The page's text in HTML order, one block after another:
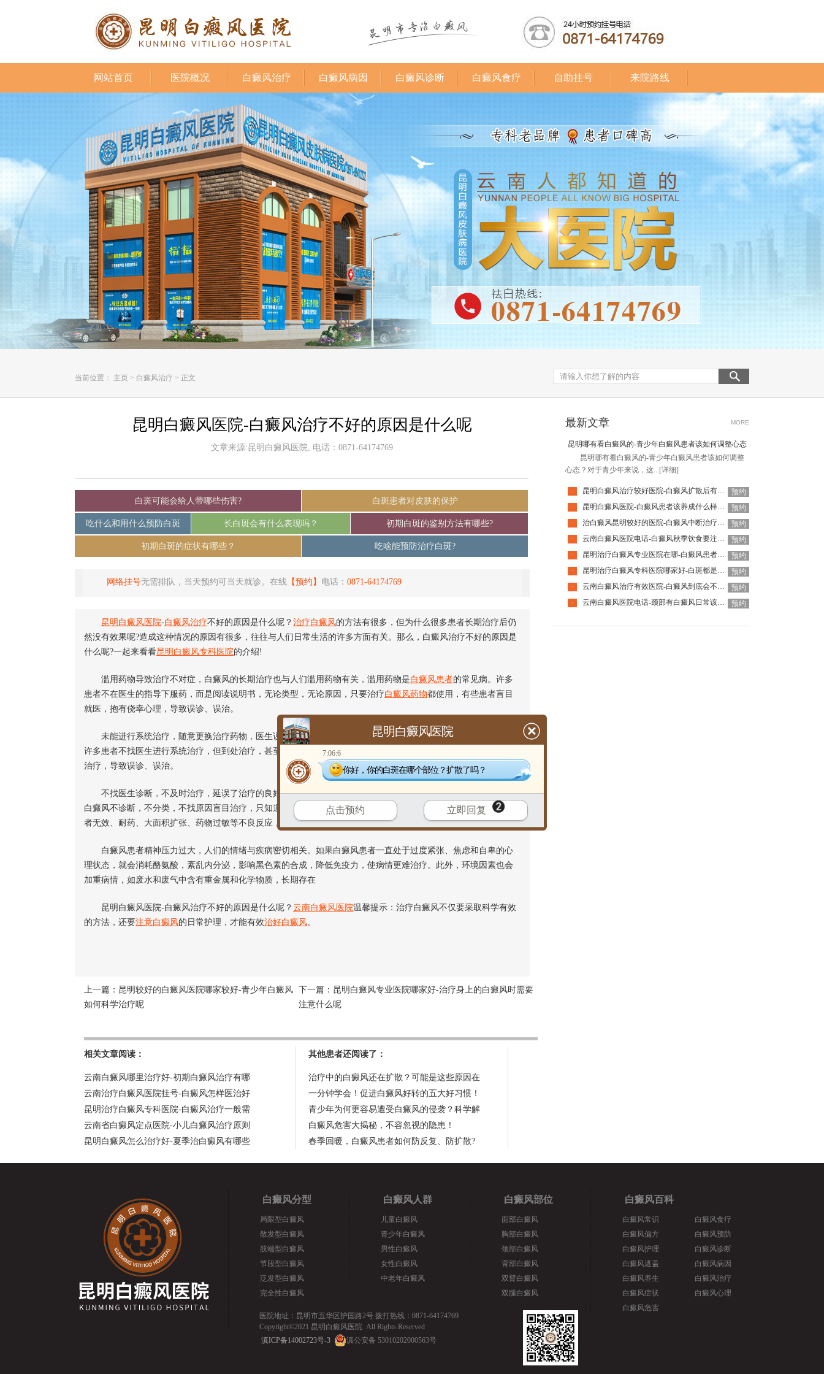
网站首页 医院概况 白癜风治疗 白癜风病因 白癜风诊断 白癜风食疗 自助挂号 来院路线
当前位置： 主页 > 白癜风治疗 > 正文
昆明白癜风医院-白癜风治疗不好的原因是什么呢
文章来源:昆明白癜风医院, 电话：0871-64174769
白斑可能会给人带哪些伤害? 白斑患者对皮肤的保护
吃什么和用什么预防白斑 长白斑会有什么表现吗？ 初期白斑的鉴别方法有哪些?
初期白斑的症状有哪些？ 吃啥能预防治疗白斑?
网络挂号无需排队，当天预约可当天就诊。在线 【预约】 电话： 0871-64174769
昆明白癜风医院-白癜风治疗不好的原因是什么呢？ 治疗白癜风的方法有很多，但为什么很多患者长期治疗后仍
然没有效果呢?造成这种情况的原因有很多，往往与人们日常生活的许多方面有关。那么，白癜风治疗不好的原因是
什么呢?一起来看看昆明白癜风专科医院的介绍!
滥用药物导致治疗不对症，白癜风的长期治疗也与人们滥用药物有关，滥用药物是白癜风患者的常见病。许多
患者不在医生的指导下服药，而是阅读说明书，无论类型，无论原因，只要治疗白癜风药物都使用，有些患者盲目
就医，抱有侥幸心理，导致误诊、误治。
未能进行系统治疗，随意更换治疗药物，医生说，未能进行系统治疗，这是白癜风难以治好的原因非常重要。
许多患者不找医生进行系统治疗，但到处治疗，甚至找到一些庸医、民间处方、非正式药物等，用药物无效，不断
治疗，导致误诊、误治。
不找医生诊断，不及时治疗，延误了治疗的良好时期，医生说，白癜风难以治疗，因为大多数白癜风患者治疗
白癜风不诊断，不分类，不找原因盲目治疗，只知道他们患有白癜风，导致许多患者长期用药，无法治好，有些患
者无效、耐药、大面积扩张、药物过敏等不良反应，失去了良好的治疗时间。
白癜风患者精神压力过大，人们的情绪与疾病密切相关。如果白癜风患者一直处于过度紧张、焦虑和自卑的心
理状态，就会消耗酪氨酸，紊乱内分泌，影响黑色素的合成，降低免疫力，使病情更难治疗。此外，环境因素也会
加重病情，如废水和废气中含有重金属和化学物质，长期存在
昆明白癜风医院-白癜风治疗不好的原因是什么呢？ 云南白癜风医院温馨提示：治疗白癜风不仅要采取科学有效
的方法，还要注意白癜风的日常护理，才能有效治好白癜风。
上一篇： 昆明较好的白癜风医院哪家较好-青少年白癜风
如何科学治疗呢
下一篇： 昆明白癜风专业医院哪家好-治疗身上的白癜风时需要
注意什么呢
相关文章阅读：
云南白癜风哪里治疗好-初期白癜风治疗有哪
云南治疗白癜风医院挂号-白癜风怎样医治好
昆明治疗白癜风专科医院-白癜风治疗一般需
云南省白癜风定点医院-小儿白癜风治疗原则
昆明白癜风怎么治疗好-夏季治白癜风有哪些
其他患者还阅读了：
治疗中的白癜风还在扩散？可能是这些原因在
一分钟学会！促进白癜风好转的五大好习惯！
青少年为何更容易遭受白癜风的侵袭？科学解
白癜风危害大揭秘，不容忽视的隐患！
春季回暖，白癜风患者如何防反复、防扩散?
最新文章 MORE
昆明哪有看白癜风的-青少年白癜风患者该如何调整心态
昆明哪有看白癜风的-青少年白癜风患者该如何调整
心态？对于青少年来说，这... [详细]
· 昆明白癜风治疗较好医院-白癜风扩散后有哪些表现
预约
·
昆明白癜风医院-白癜风患者该养成什么样的饮食习惯呢
预约
·
治白癜风昆明较好的医院-白癜风中断治疗会有什么影响呢
预约
·
云南白癜风医院电话-白癜风秋季饮食要注意什么
预约
·
昆明治疗白癜风专业医院在哪-白癜风患者国庆出游要注意什么
预约
·
昆明治疗白癜风专科医院哪家好-白斑都是白癜风吗
预约
·
云南白癜风治疗有效医院-白癜风到底会不会遗传下一代
预约
·
云南白癜风医院电话-颈部有白癜风日常该怎么护理呢 预约
白癜风分型
局限型白癜风
散发型白癜风
肢端型白癜风
节段型白癜风
泛发型白癜风
完全性白癜风
白癜风人群
儿童白癜风
青少年白癜风
男性白癜风
女性白癜风
中老年白癜风
白癜风部位
面部白癜风
胸部白癜风
颈部白癜风
背部白癜风
双臂白癜风
双腿白癜风
白癜风百科
白癜风常识
白癜风偏方
白癜风护理
白癜风遮盖
白癜风养生
白癜风症状
白癜风危害
白癜风食疗
白癜风预防
白癜风诊断
白癜风病因
白癜风治疗
白癜风心理
医院地址：昆明市五华区护国路2号 拨打热线：0871-64174769
Copyright©2021 昆明白癜风医院. All Rights Reserved
滇ICP备14002723号-3
滇公安备 53010202000563号
昆明白癜风医院
7:06:6
你好，你的白斑在哪个部位？扩散了吗？
点击预约 立即回复